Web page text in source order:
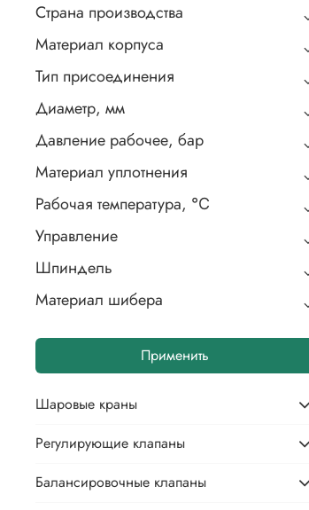
Страна производства
Материал корпуса
Тип присоединения
Диаметр, мм
Давление рабочее, бар
Материал уплотнения
Рабочая температура, ℃
Управление
Шпиндель
Материал шибера
Применить
Шаровые краны
Регулирующие клапаны
Балансировочные клапаны